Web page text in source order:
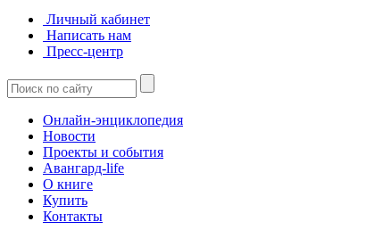
Личный кабинет
Написать нам
Пресс-центр
Онлайн-энциклопедия
Новости
Проекты и события
Авангард-life
О книге
Купить
Контакты